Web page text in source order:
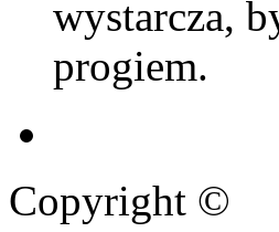
wystarcza,
progiem.
Copyright ©